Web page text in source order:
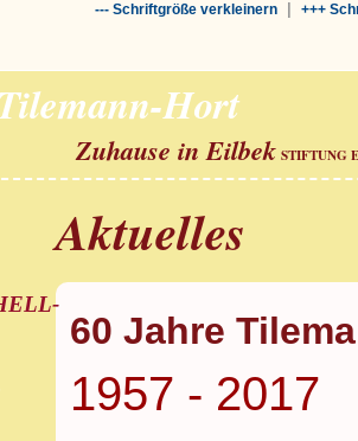
--- Schriftgröße verkleinern| +++
Hort
Zuhause in Eilbek STIFTUNG
Aktuelles
60 Jahre
1957 - 2017